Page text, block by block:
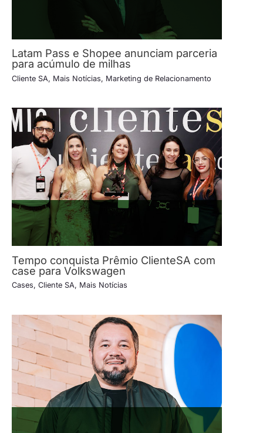
Latam Pass e Shopee anunciam parceria
para acúmulo de milhas
Cliente SA, Mais Notícias, Marketing de Relacionamento
Tempo conquista Prêmio ClienteSA com
case para Volkswagen
Cases, Cliente SA, Mais Notícias